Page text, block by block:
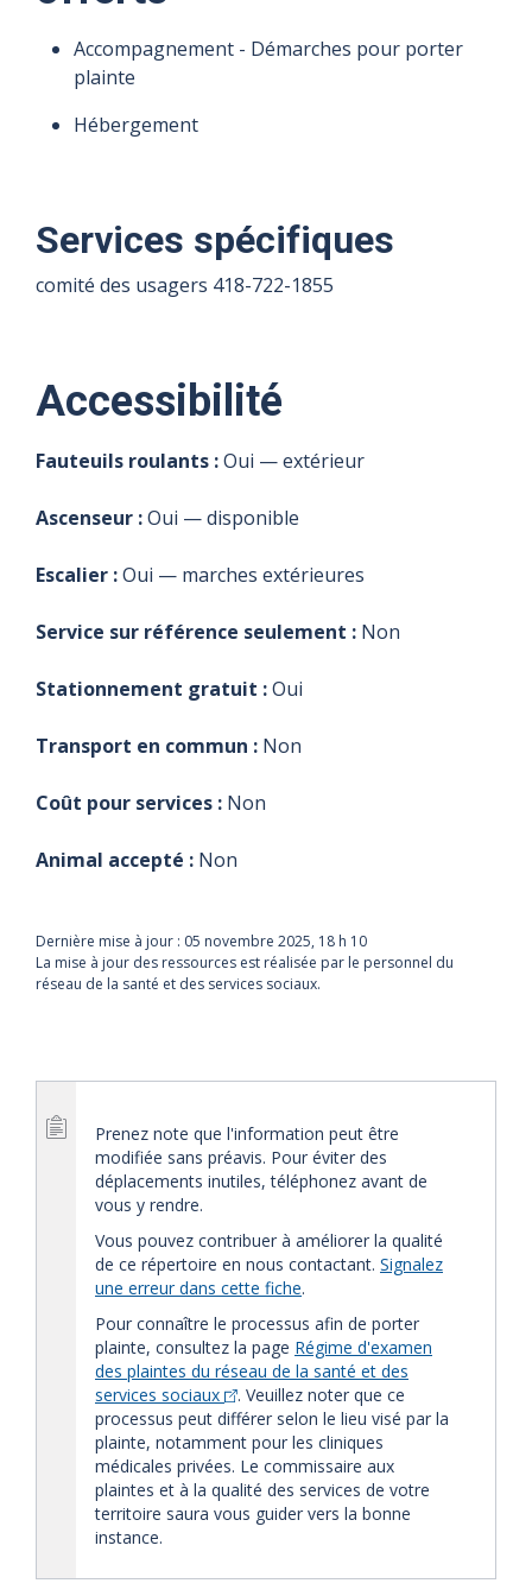
8 h à 16 h
8 h à 16 h
8 h à 16 h
8 h à 16 h
Fermé
FerméAccompagnement - Démarches pour porter
plainte
Hébergement
Services spécifiques
comité des usagers 418-722-1855
Accessibilité
Fauteuils roulants :Oui — extérieur
Ascenseur :Oui — disponible
Escalier :Oui — marches extérieures
Service sur référence seulement : Non
Stationnement gratuit :Oui
Transport en commun : Non
Coût pour services : Non
Animal accepté : Non
Dernière mise à jour : 05 novembre 2025, 18 h 10
La mise à jour des ressources est réalisée par le personnel du
réseau de la santé et des services sociaux.
Prenez note que l'information peut être
modifiée sans préavis. Pour éviter des
déplacements inutiles, téléphonez avant de
vous y rendre.
Vous pouvez contribuer à améliorer la qualité
de ce répertoire en nous contactant. Signalez
une erreur dans cette fiche.
Pour connaître le processus afin de porter
plainte, consultez la page Régime d'examen
des plaintes du réseau de la santé et des
services sociaux
. Veuillez noter que ce
processus peut différer selon le lieu visé par la
plainte, notamment pour les cliniques
médicales privées. Le commissaire aux
plaintes et à la qualité des services de votre
territoire saura vous guider vers la bonne
instance.